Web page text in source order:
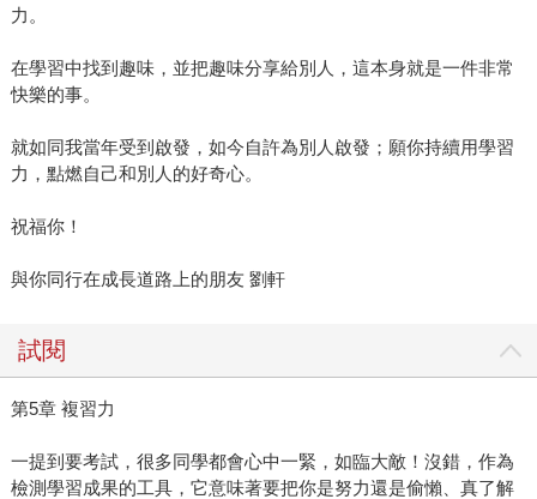
力。
在學習中找到趣味，並把趣味分享給別人，這本身就是一件非常
快樂的事。
就如同我當年受到啟發，如今自許為別人啟發；願你持續用學習
力，點燃自己和別人的好奇心。
祝福你！
與你同行在成長道路上的朋友 劉軒
試閱
第5章 複習力
一提到要考試，很多同學都會心中一緊，如臨大敵！沒錯，作為
檢測學習成果的工具，它意味著要把你是努力還是偷懶、真了解